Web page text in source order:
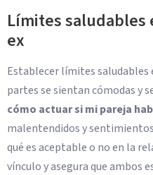
Límites saludables
ex
Establecer límites saludables
partes se sientan cómodas y
cómo actuar si mi pareja
malentendidos y
qué es aceptable o no en la
vínculo y asegura que ambos